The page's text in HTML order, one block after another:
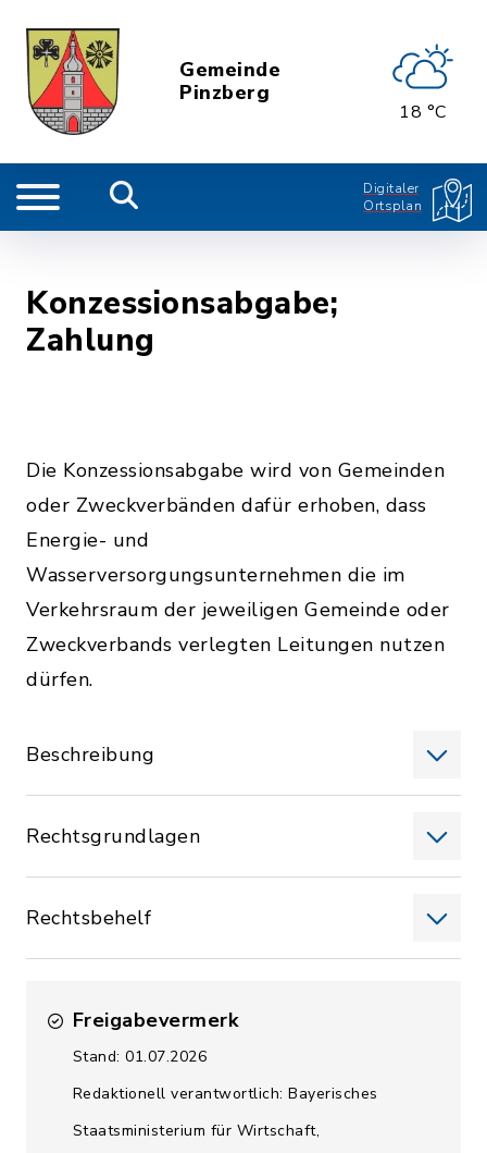
Gemeinde
Pinzberg
18 °C
Digitaler
Ortsplan
Konzessionsabgabe;
Zahlung
Die Konzessionsabgabe wird von Gemeinden
oder Zweckverbänden dafür erhoben, dass
Energie- und
Wasserversorgungsunternehmen die im
Verkehrsraum der jeweiligen Gemeinde oder
Zweckverbands verlegten Leitungen nutzen
dürfen.
Beschreibung
Rechtsgrundlagen
Rechtsbehelf
Freigabevermerk
Stand: 01.07.2026
Redaktionell verantwortlich: Bayerisches
Staatsministerium für Wirtschaft,